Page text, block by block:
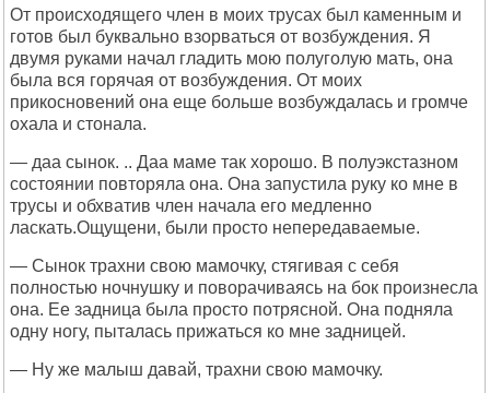
От происходящего член в моих трусах был каменным и
готов был буквально взорваться от возбуждения. Я
двумя руками начал гладить мою полуголую мать, она
была вся горячая от возбуждения. От моих
прикосновений она еще больше возбуждалась и громче
охала и стонала.
— даа сынок. .. Даа маме так хорошо. В полуэкстазном
состоянии повторяла она. Она запустила руку ко мне в
трусы и обхватив член начала его медленно
ласкать.Ощущени, были просто непередаваемые.
— Сынок трахни свою мамочку, стягивая с себя
полностью ночнушку и поворачиваясь на бок произнесла
она. Ее задница была просто потрясной. Она подняла
одну ногу, пыталась прижаться ко мне задницей.
— Ну же малыш давай, трахни свою мамочку.